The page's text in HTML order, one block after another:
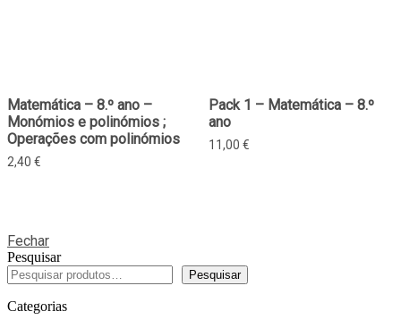
Matemática – 8.º ano –
Monómios e polinómios ;
Operações com polinómios
2,40 €
Pack 1 – Matemática – 8.º
ano
11,00 €
Fechar
Pesquisar
Pesquisar
Categorias